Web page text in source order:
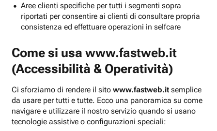
Aree clienti specifiche per tutti i segmenti sopra
riportati per consentire ai clienti di consultare propria
consistenza ed effettuare operazioni in selfcare
Come si usa www.fastweb.it
(Accessibilità & Operatività)
Ci sforziamo di rendere il sito www.fastweb.it semplice
da usare per tutti e tutte. Ecco una panoramica su come
navigare e utilizzare il nostro servizio quando si usano
tecnologie assistive o configurazioni speciali: